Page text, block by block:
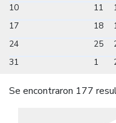
10
11
17
18
24
25
31
1
Se encontraron 177